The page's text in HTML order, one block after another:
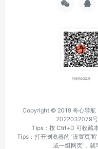
扫码加QQ群
Copyright © 2019 奇心导航
2022032079
Tips：按 Ctrl+D 可收藏
Tips：打开浏览器的 '设置页
或一组网页'，就